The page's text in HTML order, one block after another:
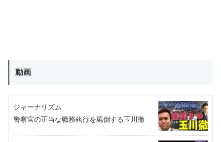
動画
ジャーナリズム
警察官の正当な職務執行を罵倒する玉川徹